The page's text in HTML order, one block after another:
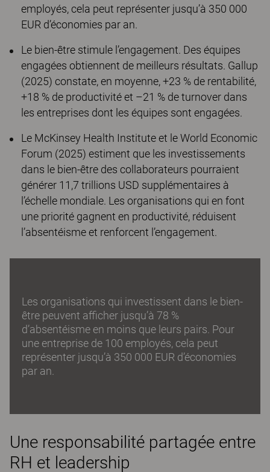
employés, cela peut représenter jusqu’à 350 000
EUR d’économies par an.
Le bien-être stimule l’engagement. Des équipes
engagées obtiennent de meilleurs résultats. Gallup
(2025) constate, en moyenne, +23 % de rentabilité,
+18 % de productivité et –21 % de turnover dans
les entreprises dont les équipes sont engagées.
Le McKinsey Health Institute et le World Economic
Forum (2025) estiment que les investissements
dans le bien-être des collaborateurs pourraient
générer 11,7 trillions USD supplémentaires à
l’échelle mondiale. Les organisations qui en font
une priorité gagnent en productivité, réduisent
l’absentéisme et renforcent l’engagement.
Les organisations qui investissent dans le bien-
être peuvent afficher jusqu’à 78 %
d’absentéisme en moins que leurs pairs. Pour
une entreprise de 100 employés, cela peut
représenter jusqu’à 350 000 EUR d’économies
par an.
Une responsabilité partagée entre
RH et leadership